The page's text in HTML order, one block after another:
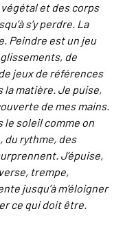
et des corps
s’y perdre. La
Peindre est un jeu
de
jeux de références
la matière. Je puise,
de mes mains.
le soleil comme on
du rythme, des
J’épuise,
trempe,
jusqu’à m’éloigner
ce qui doit être.